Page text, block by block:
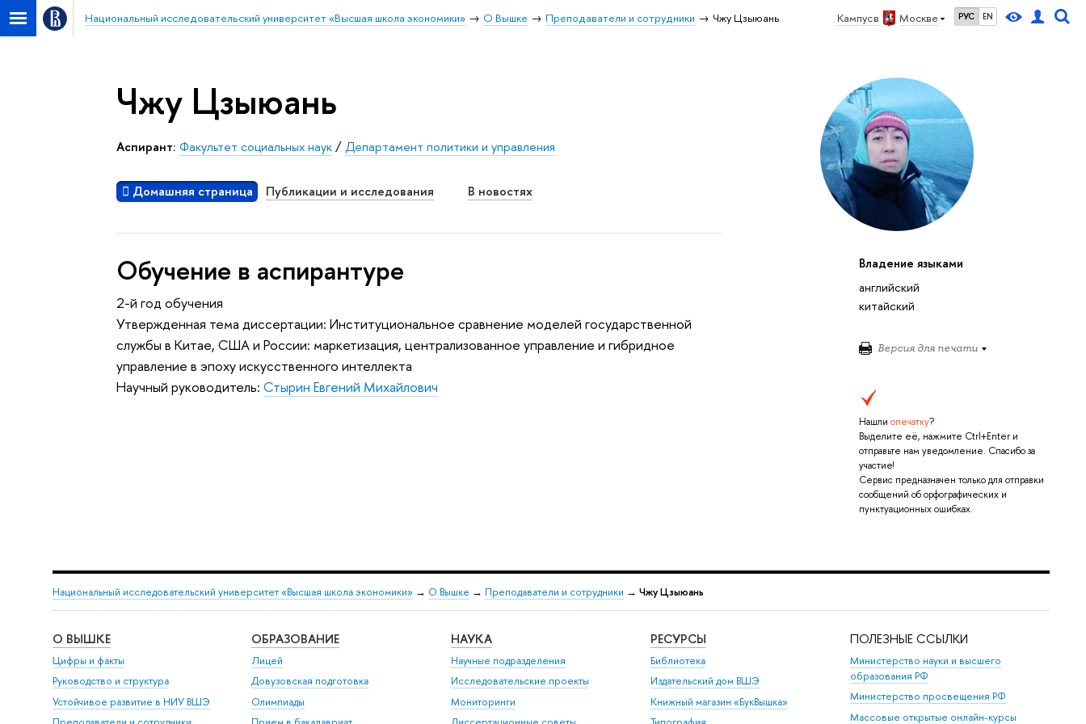
Кампус в Москве РУС EN
Национальный исследовательский университет «Высшая школа экономики» О Вышке Преподаватели и сотрудники Чжу Цзыюань
Владение языками
английский
китайский
Версия для печати
Нашли опечатку?
Выделите её, нажмите Ctrl+Enter и
отправьте нам уведомление. Спасибо за
участие!
Сервис предназначен только для отправки
сообщений об орфографических и
пунктуационных ошибках.
Чжу Цзыюань
Аспирант: Факультет социальных наук/Департамент политики и управления
Домашняя страница Публикации и исследования В новостях
Обучение в аспирантуре
2-й год обучения
Утвержденная тема диссертации: Институциональное сравнение моделей государственной
службы в Китае, США и России: маркетизация, централизованное управление и гибридное
управление в эпоху искусственного интеллекта
Научный руководитель:Стырин Евгений Михайлович
Национальный исследовательский университет «Высшая школа экономики» → О Вышке → Преподаватели и сотрудники → Чжу Цзыюань
О ВЫШКЕ
Цифры и факты
Руководство и структура
Устойчивое развитие в НИУ ВШЭ
ОБРАЗОВАНИЕ
Лицей
Довузовская подготовка
Олимпиады
НАУКА
Научные подразделения
Исследовательские проекты
Мониторинги
РЕСУРСЫ
Библиотека
Издательский дом ВШЭ
Книжный магазин «БукВышка»
ПОЛЕЗНЫЕ ССЫЛКИ
Министерство науки и высшего
образования РФ
Министерство просвещения РФ
Массовые открытые онлайн-курсы